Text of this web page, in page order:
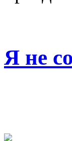
Я не